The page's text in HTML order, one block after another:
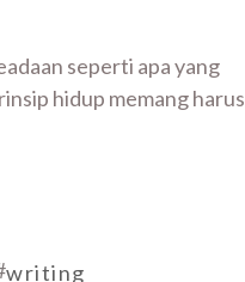
seperti apa yang
hidup memang harus
writing